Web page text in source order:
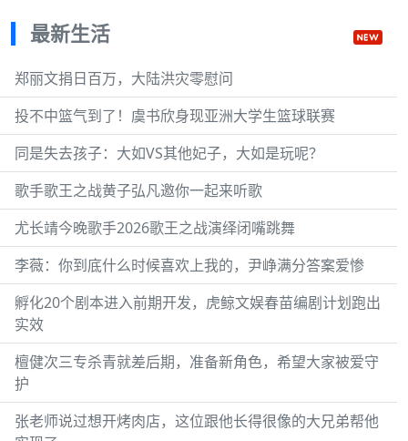
最新生活
郑丽文捐日百万，大陆洪灾零慰问
投不中篮气到了！虞书欣身现亚洲大学生篮球联赛
同是失去孩子：大如VS其他妃子，大如是玩呢？
歌手歌王之战黄子弘凡邀你一起来听歌
尤长靖今晚歌手2026歌王之战演绎闭嘴跳舞
李薇：你到底什么时候喜欢上我的，尹峥满分答案爱惨
孵化20个剧本进入前期开发，虎鲸文娱春苗编剧计划跑出
实效
檀健次三专杀青就差后期，准备新角色，希望大家被爱守
护
张老师说过想开烤肉店，这位跟他长得很像的大兄弟帮他